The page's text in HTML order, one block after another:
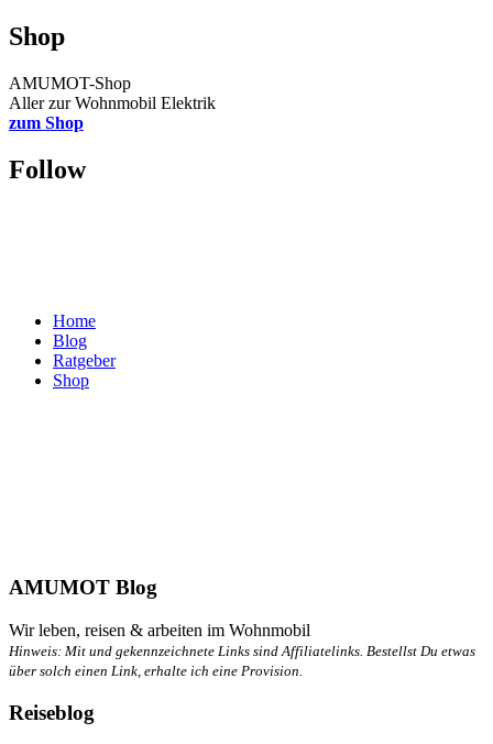
Shop
AMUMOT-Shop
Aller zur Wohnmobil Elektrik
zum Shop
Follow
Home
Blog
Ratgeber
Shop
AMUMOT Blog
Wir leben, reisen & arbeiten im Wohnmobil
Hinweis: Mit und gekennzeichnete Links sind Affiliatelinks. Bestellst Du etwas
über solch einen Link, erhalte ich eine Provision.
Reiseblog